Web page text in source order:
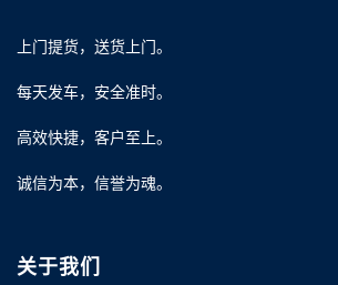
上门提货，送货上门。
每天发车，安全准时。
高效快捷，客户至上。
诚信为本，信誉为魂。
关于我们